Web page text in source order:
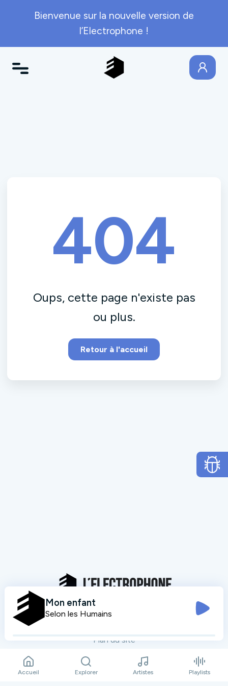
Bienvenue sur la nouvelle version de
l’Electrophone !
404
Oups, cette page n'existe pas
ou plus.
Retour à l'accueil
Mentions légales
Plan du site
Mon enfant
Selon les Humains
Accueil Explorer Artistes Playlists